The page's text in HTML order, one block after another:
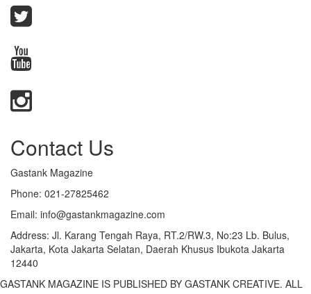
Contact Us
Gastank Magazine
Phone: 021-27825462
Email: info@gastankmagazine.com
Address: Jl. Karang Tengah Raya, RT.2/RW.3, No:23 Lb. Bulus,
Jakarta, Kota Jakarta Selatan, Daerah Khusus Ibukota Jakarta
12440
GASTANK MAGAZINE IS PUBLISHED BY GASTANK CREATIVE. ALL